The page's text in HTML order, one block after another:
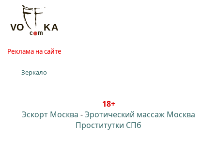
Реклама на сайте
Зеркало
18+
Эскорт Москва -Эротический массаж Москва
Проститутки СПб